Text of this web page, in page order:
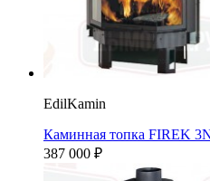
EdilKamin
Каминная топка FIREK
387 000 ₽